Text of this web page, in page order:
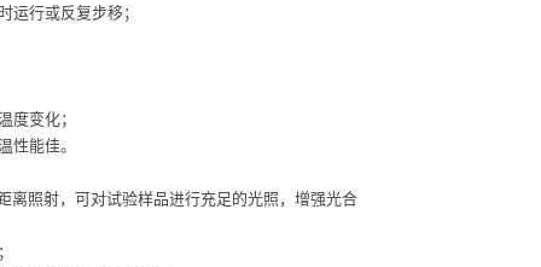
行或反复步移；
度变化；
性能佳。
照射，可对试验样品进行充足的光照，增强光合